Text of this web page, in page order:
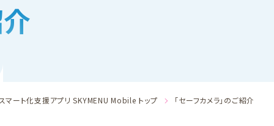
マート化支援アプリ SKYMENU Mobile トップ 「セーフカメラ」のご紹介